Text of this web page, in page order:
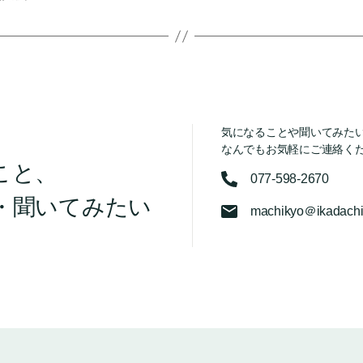
、
聞いてみたい
気になることや聞いてみた
なんでもお気軽にご連絡く
077-598-2670
machikyo＠